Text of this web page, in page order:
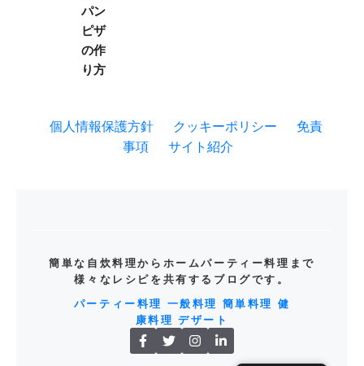
パン
ピザ
の作
り方
個人情報保護方針 クッキーポリシー
免責
事項
サイト紹介
簡単な自炊料理からホームパーティー料理まで
様々なレシピを共有するブログです。
パーティー料理 一般料理 簡単料理 健
康料理 デザート